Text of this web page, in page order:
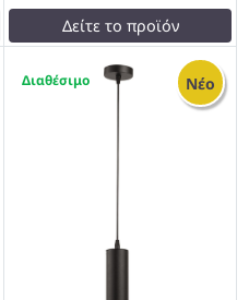
Δείτε το προϊόν
35,01 €
testFalse
Μονόφωτο Μεταλλικό
Νέο